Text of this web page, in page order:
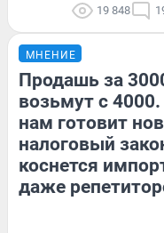
19 848
МНЕНИЕ
Продашь за
возьмут с
нам готовит
налоговый
коснется
даже